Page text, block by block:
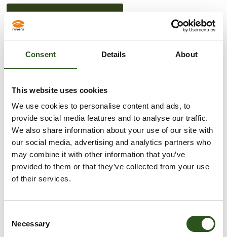
Consent Details About
This website uses cookies
We use cookies to personalise content and ads, to
provide social media features and to analyse our traffic.
We also share information about your use of our site with
our social media, advertising and analytics partners who
may combine it with other information that you’ve
provided to them or that they’ve collected from your use
of their services.
Necessary
Nylon geleideblok compleet op steun
Nylon geleid blokje
Sizing guide
VOEG TOE AAN WINKELWAGEN
Afhaling is beschikbaar bijKrabbescheer 6
Openingstijden: